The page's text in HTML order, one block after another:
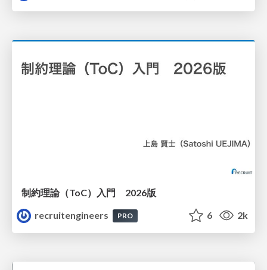
制約理論（ToC）入門 2026版
recruitengineers
PRO 6 2k